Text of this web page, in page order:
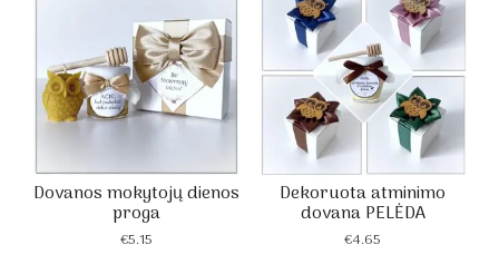
Dovanos mokytojų dienos
proga
€5.15
Dekoruota atminimo
dovana PELĖDA
€4.65